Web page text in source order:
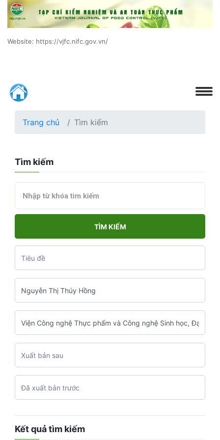
Website: https://vjfc.nifc.gov.vn/
Trang chủ Tìm kiếm
Tìm kiếm
TÌM KIẾM
Kết quả tìm kiếm